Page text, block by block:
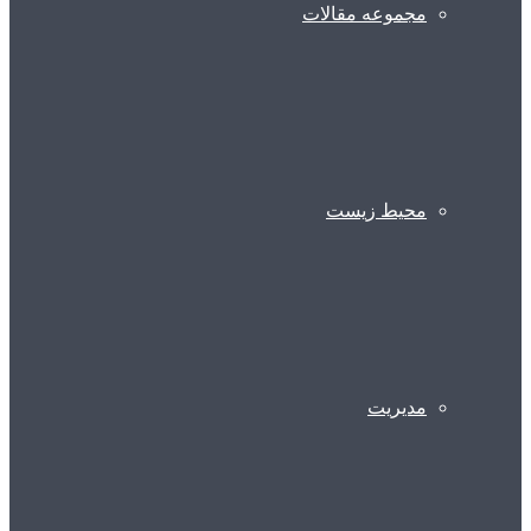
مجموعه مقالات
محیط زیست
مدیریت